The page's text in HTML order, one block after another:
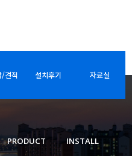
/견적 설치후기 자료실
PRODUCT INSTALL